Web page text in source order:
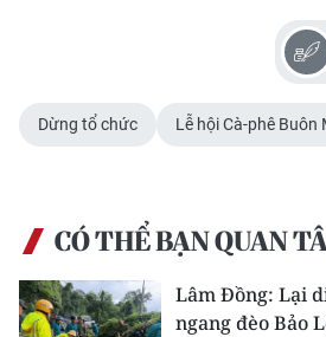
한국어
Dừng tổ chức Lễ hội Cà-phê Buôn
CÓ THỂ BẠN QUAN
Lâm Đồng: Lại
ngang đèo Bảo